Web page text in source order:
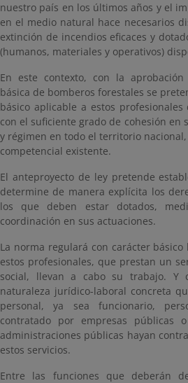
nuestro país en los últimos años y el
en el medio natural hace necesarios
extinción de incendios eficaces y
(humanos, materiales y operativos)
En este contexto, con la
básica de bomberos forestales se
básico aplicable a estos
con el suficiente grado de cohesión en
y régimen en todo el territorio
competencial existente.
El anteproyecto de ley pretende
determine de manera explícita los
los que deben estar dotados,
coordinación en sus actuaciones.
La norma regulará con carácter
estos profesionales, que prestan un
social, llevan a cabo su trabajo. Y
naturaleza jurídico-laboral concreta
personal, ya sea funcionario,
contratado por empresas públicas
administraciones públicas hayan
estos servicios.
Entre las funciones que deberán